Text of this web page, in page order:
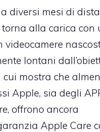
a diversi mesi di
alla carica con
videocamere
lontani
mostra che
Apple, sia degli
offrono ancora
Apple Care